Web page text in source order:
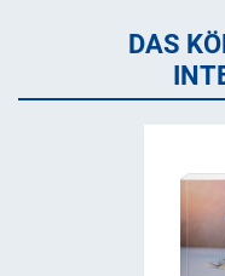
DAS